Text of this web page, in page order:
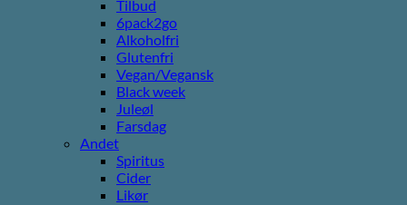
Tilbud
6pack2go
Alkoholfri
Glutenfri
Vegan/Vegansk
Black week
Juleøl
Farsdag
Andet
Spiritus
Cider
Likør